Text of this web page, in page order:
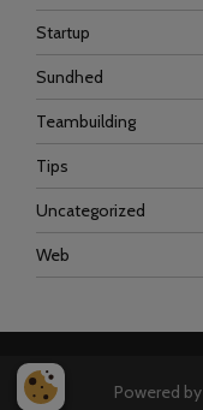
Startup
Sundhed
Teambuilding
Tips
Uncategorized
Web
Powered by